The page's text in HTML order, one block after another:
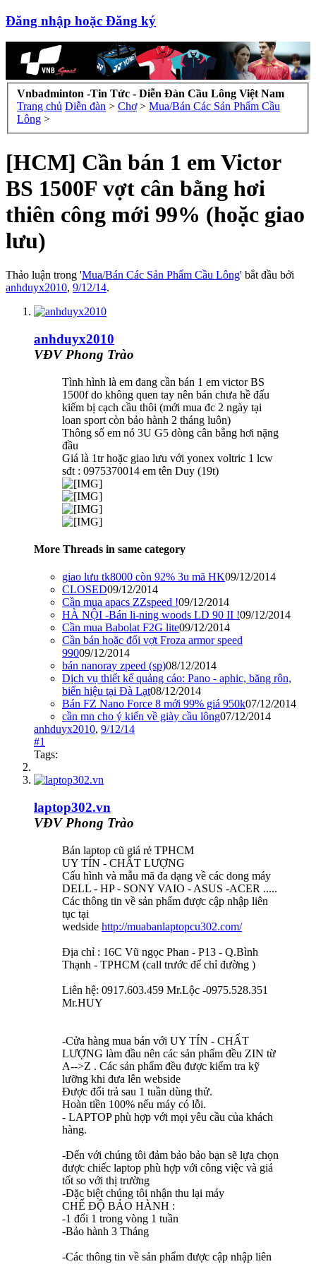
Đăng nhập hoặc Đăng ký
Vnbadminton -Tin Tức - Diễn Đàn Cầu Lông Việt Nam
Trang chủ Diễn đàn > Chợ > Mua/Bán Các Sản Phẩm Cầu
Lông >
[HCM] Cần bán 1 em Victor
BS 1500F vợt cân bằng hơi
thiên công mới 99% (hoặc giao
lưu)
Thảo luận trong 'Mua/Bán Các Sản Phẩm Cầu Lông' bắt đầu bởi
anhduyx2010, 9/12/14.
anhduyx2010
VĐV Phong Trào
Tình hình là em đang cần bán 1 em victor BS
1500f do không quen tay nên bán chưa hề đấu
kiếm bị cạch cầu thôi (mới mua đc 2 ngày tại
loan sport còn bảo hành 2 tháng luôn)
Thông số em nó 3U G5 dòng cân bằng hơi nặng
đầu
Giá là 1tr hoặc giao lưu với yonex voltric 1 lcw
sđt : 0975370014 em tên Duy (19t)
More Threads in same category
giao lưu tk8000 còn 92% 3u mã HK09/12/2014
CLOSED09/12/2014
Cần mua apacs ZZspeed !09/12/2014
HÀ NỘI -Bán li-ning woods LD 90 II !09/12/2014
Cần mua Babolat F2G lite09/12/2014
Cần bán hoặc đổi vợt Froza armor speed
99009/12/2014
bán nanoray zpeed (sp)08/12/2014
Dịch vụ thiết kế quảng cáo: Pano - aphic, băng rôn,
biển hiệu tại Đà Lạt08/12/2014
Bán FZ Nano Force 8 mới 99% giá 950k07/12/2014
cần mn cho ý kiến về giày cầu lông07/12/2014
anhduyx2010, 9/12/14
#1
Tags:
laptop302.vn
VĐV Phong Trào
Bán laptop cũ giá rẻ TPHCM
UY TÍN - CHẤT LƯỢNG
Cấu hình và mẫu mã đa dạng về các dong máy
DELL - HP - SONY VAIO - ASUS -ACER .....
Các thông tin về sản phẩm được cập nhập liên
tục tại
wedside http://muabanlaptopcu302.com/
Địa chỉ : 16C Vũ ngọc Phan - P13 - Q.Bình
Thạnh - TPHCM (call trước để chỉ đường )
Liên hệ: 0917.603.459 Mr.Lộc -0975.528.351
Mr.HUY
-Cửa hàng mua bán với UY TÍN - CHẤT
LƯỢNG làm đầu nên các sản phẩm đều ZIN từ
A-->Z . Các sản phẩm đều được kiểm tra kỹ
lưỡng khi đưa lên webside
Được đổi trả sau 1 tuần dùng thử.
Hoàn tiền 100% nếu máy có lỗi.
- LAPTOP phù hợp với mọi yêu cầu của khách
hàng.
-Đến với chúng tôi đảm bảo bảo bạn sẽ lựa chọn
được chiếc laptop phù hợp với công việc và giá
tốt so với thị trường
-Đặc biệt chúng tôi nhận thu lại máy
CHẾ ĐỘ BẢO HÀNH :
-1 đổi 1 trong vòng 1 tuần
-Bảo hành 3 Tháng
-Các thông tin về sản phẩm được cập nhập liên